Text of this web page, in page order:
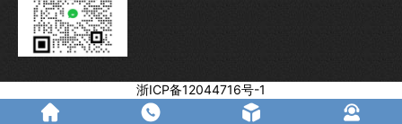
浙ICP备12044716号-1